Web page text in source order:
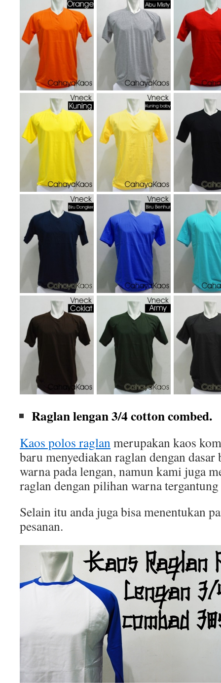
Raglan lengan 3/4 cotton combed.
Kaos polos raglan merupakan kaos
baru menyediakan raglan dengan
warna pada lengan, namun kami juga
raglan dengan pilihan warna tergantung
Selain itu anda juga bisa menentukan
pesanan.